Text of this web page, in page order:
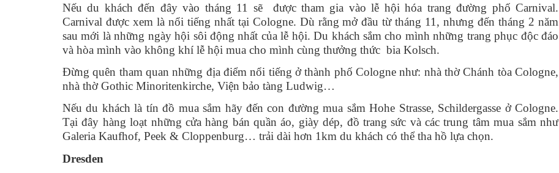
Nếu du khách đến đây vào tháng 11 sẽ được tham gia vào lễ hội hóa trang đường phố Carnival.
Carnival được xem là nổi tiếng nhất tại Cologne. Dù rằng mở đầu từ tháng 11, nhưng đến tháng 2 năm
sau mới là những ngày hội sôi động nhất của lễ hội. Du khách sắm cho mình những trang phục độc đáo
và hòa mình vào không khí lễ hội mua cho mình cùng thưởng thức bia Kolsch.
Đừng quên tham quan những địa điểm nổi tiếng ở thành phố Cologne như: nhà thờ Chánh tòa Cologne,
nhà thờ Gothic Minoritenkirche, Viện bảo tàng Ludwig…
Nếu du khách là tín đồ mua sắm hãy đến con đường mua sắm Hohe Strasse, Schildergasse ở Cologne.
Tại đây hàng loạt những cửa hàng bán quần áo, giày dép, đồ trang sức và các trung tâm mua sắm như
Galeria Kaufhof, Peek & Cloppenburg… trải dài hơn 1km du khách có thể tha hồ lựa chọn.
Dresden